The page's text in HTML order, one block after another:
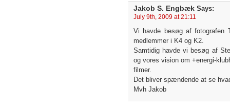
Jakob S. Engbæk Says:
July 9th, 2009 at 21:11
Vi havde besøg af fotografen
medlemmer i K4 og K2.
Samtidig havde vi besøg af
og vores vision om +energi-
filmer.
Det bliver spændende at se
Mvh Jakob